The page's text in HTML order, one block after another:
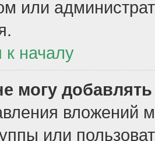
или
к началу
могу
вложений
или